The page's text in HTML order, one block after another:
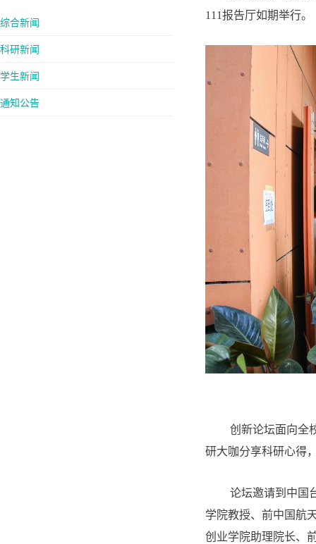
综合新闻
科研新闻
学生新闻
通知公告
111报告厅如期举行。
创新论坛面向全
研大咖分享科研心得
论坛邀请到中国
学院教授、前中国航
创业学院助理院长、